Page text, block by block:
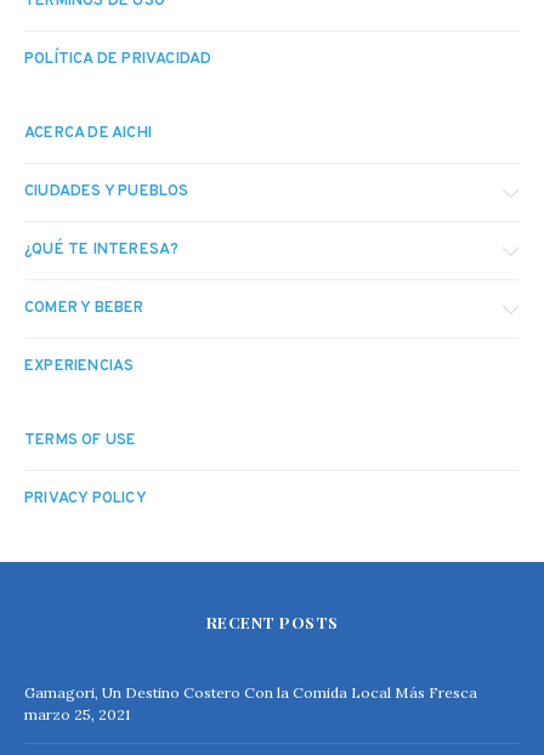
POLÍTICA DE PRIVACIDAD
ACERCA DE AICHI
CIUDADES Y PUEBLOS
¿QUÉ TE INTERESA?
COMER Y BEBER
EXPERIENCIAS
TERMS OF USE
PRIVACY POLICY
RECENT POSTS
Gamagori, Un Destino Costero Con la Comida Local Más Fresca
marzo 25, 2021